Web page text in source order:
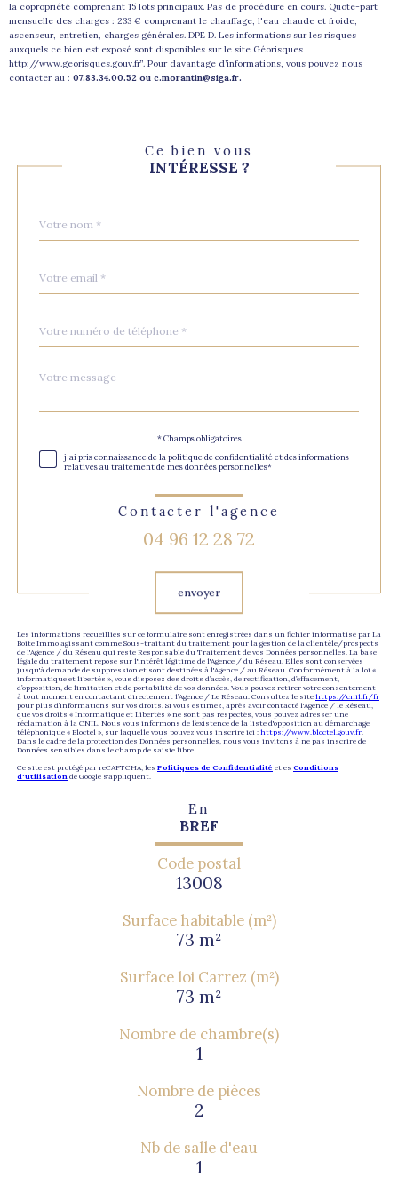
la copropriété comprenant 15 lots principaux. Pas de procédure en cours. Quote-part
mensuelle des charges : 233 € comprenant le chauffage, l'eau chaude et froide,
ascenseur, entretien, charges générales. DPE D. Les informations sur les risques
auxquels ce bien est exposé sont disponibles sur le site Géorisques
http://www.georisques.gouv.fr”. Pour davantage d’informations, vous pouvez nous
contacter au : 07.83.34.00.52 ou c.morantin@siga.fr.
Ce bien vous
INTÉRESSE ?
par
*
*
*
Fieldset
Message
*
* Champs obligatoires
j'ai pris connaissance de la politique de confidentialité et des informations
relatives au traitement de mes données personnelles*
Contacter l'agence
04 96 12 28 72
envoyer
Les informations recueillies sur ce formulaire sont enregistrées dans un fichier informatisé par La
Boite Immo agissant comme Sous-traitant du traitement pour la gestion de la clientèle/prospects
de l'Agence / du Réseau qui reste Responsable du Traitement de vos Données personnelles. La base
légale du traitement repose sur l'intérêt légitime de l'Agence / du Réseau. Elles sont conservées
jusqu'à demande de suppression et sont destinées à l'Agence / au Réseau. Conformément à la loi «
informatique et libertés », vous disposez des droits d’accès, de rectification, d’effacement,
d’opposition, de limitation et de portabilité de vos données. Vous pouvez retirer votre consentement
à tout moment en contactant directement l’Agence / Le Réseau. Consultez le site https://cnil.fr/fr
pour plus d’informations sur vos droits. Si vous estimez, après avoir contacté l'Agence / le Réseau,
que vos droits « Informatique et Libertés » ne sont pas respectés, vous pouvez adresser une
réclamation à la CNIL. Nous vous informons de l’existence de la liste d'opposition au démarchage
téléphonique « Bloctel », sur laquelle vous pouvez vous inscrire ici : https://www.bloctel.gouv.fr
Dans le cadre de la protection des Données personnelles, nous vous invitons à ne pas inscrire de
Données sensibles dans le champ de saisie libre.
Ce site est protégé par reCAPTCHA, les Politiques de Confidentialité et es Conditions
d'utilisation de Google s'appliquent.
En
BREF
Code postal
13008
Surface habitable (m²)
73 m²
Surface loi Carrez (m²)
73 m²
Nombre de chambre(s)
1
Nombre de pièces
2
Nb de salle d'eau
1